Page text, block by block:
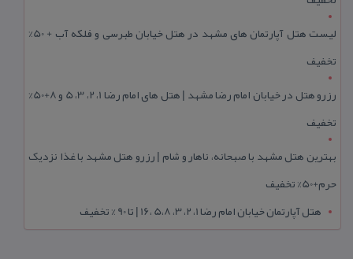
لیست هتل آپارتمان های مشهد در هتل خیابان طبرسی و فلکه آب + 50%
تخفیف
رزرو هتل در خیابان امام رضا مشهد | هتل‌ های امام رضا 1، 2، 3، 5 و 8+50%
تخفیف
بهترین هتل مشهد با صبحانه، ناهار و شام | رزرو هتل مشهد با غذا نزدیک
حرم+50% تخفیف
هتل آپارتمان خیابان امام رضا 1، 2، 3، 5،8 ،16 | تا 90 % تخفیف